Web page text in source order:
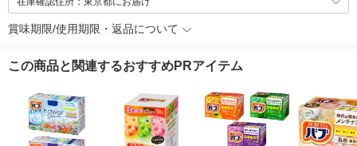
賞味期限/使用期限・返品について
この商品と関連するおすすめPRアイテム